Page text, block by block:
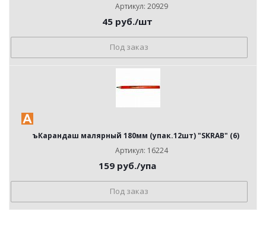
Артикул: 20929
45руб./шт
Под заказ
ъКарандаш малярный 180мм (упак.12шт) "SKRAB" (6)
Артикул: 16224
159руб./упа
Под заказ